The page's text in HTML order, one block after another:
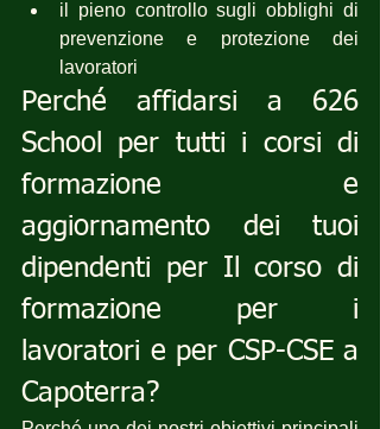
il pieno controllo sugli obblighi di
prevenzione e protezione dei
lavoratori
Perché affidarsi a 626
School per tutti i corsi di
formazione e
aggiornamento dei tuoi
dipendenti per Il corso di
formazione per i
lavoratori e per CSP-CSE a
Capoterra?